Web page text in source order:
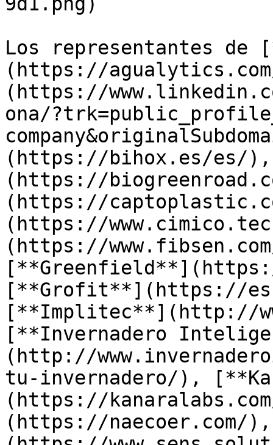
Los representantes de
(https://
(https://
ona/
(https://bihox.es/es/),
(https://
(https://
(https://
(https://
[**Grofit**](https://
[**Implitec**](http://
[**Invernadero
(http://
tu-invernadero/),
(https://
(https://naecoer.com/